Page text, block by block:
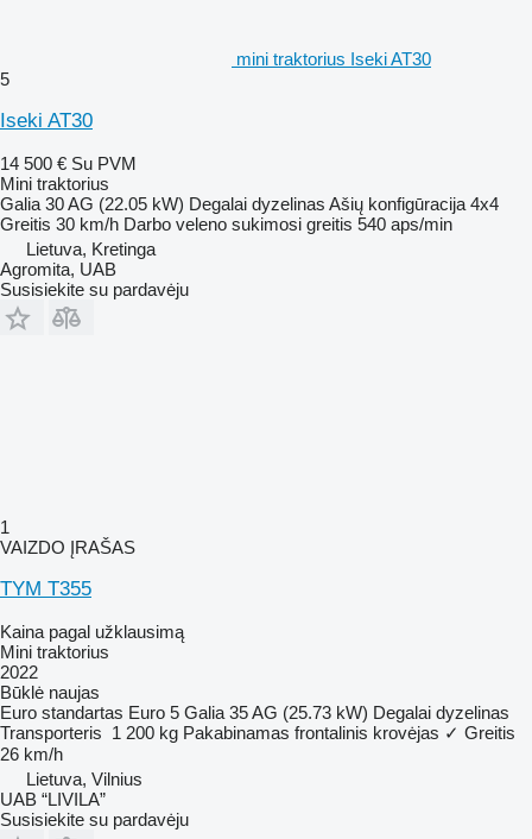
mini traktorius Iseki AT30
5
Iseki AT30
14 500 € Su PVM
Mini traktorius
Galia 30 AG (22.05 kW) Degalai dyzelinas Ašių konfigūracija 4x4
Greitis 30 km/h Darbo veleno sukimosi greitis 540 aps/min
Lietuva, Kretinga
Agromita, UAB
Susisiekite su pardavėju
1
VAIZDO ĮRAŠAS
TYM T355
Kaina pagal užklausimą
Mini traktorius
2022
Būklė naujas
Euro standartas Euro 5 Galia 35 AG (25.73 kW) Degalai dyzelinas
Transporteris 1 200 kg Pakabinamas frontalinis krovėjas ✓ Greitis
26 km/h
Lietuva, Vilnius
UAB “LIVILA”
Susisiekite su pardavėju